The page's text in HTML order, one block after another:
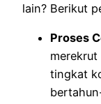
lain? Berikut
Proses
tingkat